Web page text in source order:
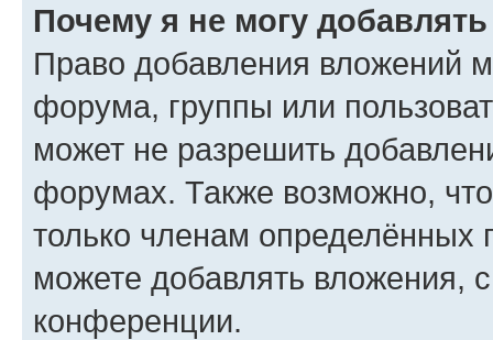
Почему я не могу
Право добавления вложений
форума, группы или
может не разрешить
форумах. Также возможно,
только членам определённых
можете добавлять вложения,
конференции.